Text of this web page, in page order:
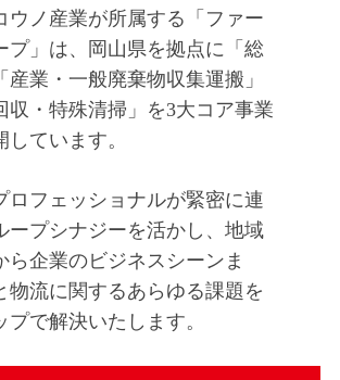
業
の
公
式
W
イ
ト
ウノ産業が所属する「ファー
プ」は、岡山県を拠点に「総
産業・一般廃棄物収集運搬」
収・特殊清掃」を3大コア事業
しています。
ロフェッショナルが緊密に連
ープシナジーを活かし、地域
ら企業のビジネスシーンま
物流に関するあらゆる課題を
プで解決いたします。